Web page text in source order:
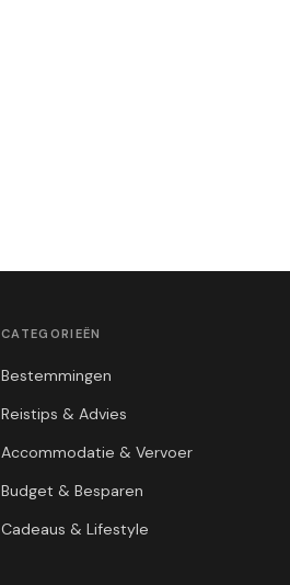
CATEGORIEËN
Bestemmingen
Reistips & Advies
Accommodatie & Vervoer
Budget & Besparen
Cadeaus & Lifestyle